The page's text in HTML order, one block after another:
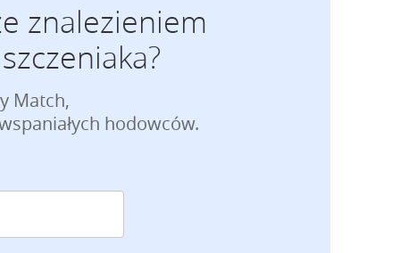
znalezieniem
Match,
hodowców.